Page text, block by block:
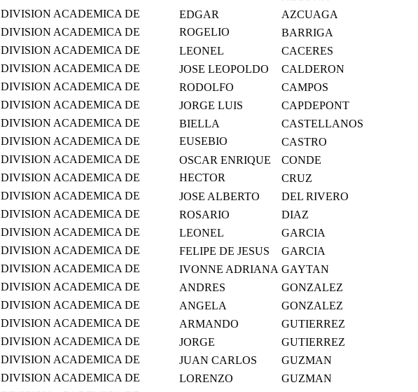
HUMANIDADES
CIENCIAS SOCIALES Y
HUMANIDADES
CARMEN
DIVISION ACADEMICA DE
CIENCIAS SOCIALES Y
HUMANIDADES
EDGAR
AZCUAGA
DIVISION ACADEMICA DE
CIENCIAS SOCIALES Y
HUMANIDADES
ROGELIO
EDUARDO
BARRIGA
DIVISION ACADEMICA DE
CIENCIAS SOCIALES Y
HUMANIDADES
LEONEL
CACERES
DIVISION ACADEMICA DE
CIENCIAS SOCIALES Y
HUMANIDADES
JOSE LEOPOLDO
CALDERON
DIVISION ACADEMICA DE
CIENCIAS SOCIALES Y
HUMANIDADES
RODOLFO
CAMPOS
DIVISION ACADEMICA DE
CIENCIAS SOCIALES Y
HUMANIDADES
JORGE LUIS
CAPDEPONT
DIVISION ACADEMICA DE
CIENCIAS SOCIALES Y
HUMANIDADES
BIELLA
CASTELLANOS
DIVISION ACADEMICA DE
CIENCIAS SOCIALES Y
HUMANIDADES
EUSEBIO
GUADALUPE
CASTRO
DIVISION ACADEMICA DE
CIENCIAS SOCIALES Y
HUMANIDADES
OSCAR ENRIQUE
CONDE
DIVISION ACADEMICA DE
CIENCIAS SOCIALES Y
HUMANIDADES
HECTOR
ALEJANDRO
CRUZ
DIVISION ACADEMICA DE
CIENCIAS SOCIALES Y
HUMANIDADES
JOSE ALBERTO
DEL RIVERO
DIVISION ACADEMICA DE
CIENCIAS SOCIALES Y
HUMANIDADES
ROSARIO
DIAZ
DIVISION ACADEMICA DE
CIENCIAS SOCIALES Y
HUMANIDADES
LEONEL
GARCIA
DIVISION ACADEMICA DE
CIENCIAS SOCIALES Y
HUMANIDADES
FELIPE DE JESUS
GARCIA
DIVISION ACADEMICA DE
CIENCIAS SOCIALES Y
HUMANIDADES
IVONNE ADRIANA GAYTAN
DIVISION ACADEMICA DE
CIENCIAS SOCIALES Y
HUMANIDADES
ANDRES
GONZALEZ
DIVISION ACADEMICA DE
CIENCIAS SOCIALES Y
HUMANIDADES
ANGELA
GONZALEZ
DIVISION ACADEMICA DE
CIENCIAS SOCIALES Y
HUMANIDADES
ARMANDO
GUTIERREZ
DIVISION ACADEMICA DE
CIENCIAS SOCIALES Y
HUMANIDADES
JORGE
GUTIERREZ
DIVISION ACADEMICA DE
CIENCIAS SOCIALES Y
HUMANIDADES
JUAN CARLOS
GUZMAN
DIVISION ACADEMICA DE
LORENZO
GUZMAN